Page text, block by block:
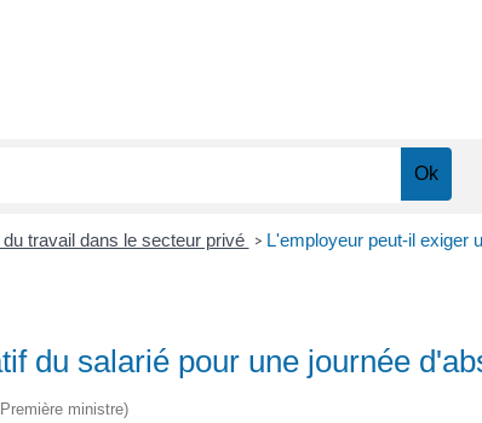
travail dans le secteur privé > L'employeur peut-il exiger
du salarié pour une journée
ministre)